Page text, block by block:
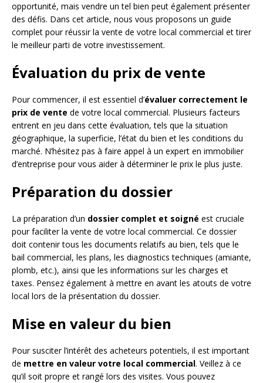
opportunité, mais vendre un tel bien peut également présenter
des défis. Dans cet article, nous vous proposons un guide
complet pour réussir la vente de votre local commercial et tirer
le meilleur parti de votre investissement.
Évaluation du prix de vente
Pour commencer, il est essentiel d’évaluer correctement le
prix de vente de votre local commercial. Plusieurs facteurs
entrent en jeu dans cette évaluation, tels que la situation
géographique, la superficie, l’état du bien et les conditions du
marché. N’hésitez pas à faire appel à un expert en immobilier
d’entreprise pour vous aider à déterminer le prix le plus juste.
Préparation du dossier
La préparation d’un dossier complet et soigné est cruciale
pour faciliter la vente de votre local commercial. Ce dossier
doit contenir tous les documents relatifs au bien, tels que le
bail commercial, les plans, les diagnostics techniques (amiante,
plomb, etc.), ainsi que les informations sur les charges et
taxes. Pensez également à mettre en avant les atouts de votre
local lors de la présentation du dossier.
Mise en valeur du bien
Pour susciter l’intérêt des acheteurs potentiels, il est important
de mettre en valeur votre local commercial. Veillez à ce
qu’il soit propre et rangé lors des visites. Vous pouvez